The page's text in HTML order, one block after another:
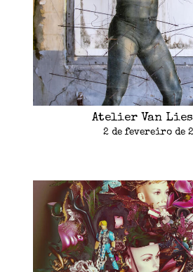
Atelier Van
2 de fevereiro de